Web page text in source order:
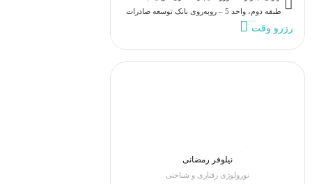
طبقه دوم، واحد 5 – روبه‌روی بانک توسعه صادرات
رزرو وقت
نیلوفر رمضانی
نورولوژی رفتاری و شناختی